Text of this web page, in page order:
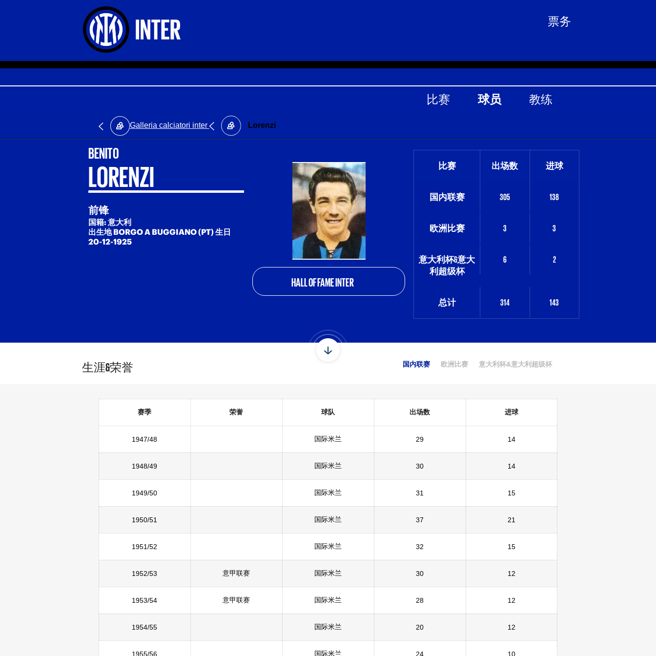
票务
比赛 球员 教练
Galleria calciatori inter Lorenzi
HALL OF FAME INTER
BENITO
LORENZI
前锋
国籍: 意大利
出生地 BORGO A BUGGIANO (PT) 生日
20-12-1925
比赛 出场数 进球
国内联赛 305 138
欧洲比赛 3 3
意大利杯&意大
利超级杯
6 2
总计 314 143
生涯&荣誉 意大利杯&意大利超级杯
欧洲比赛
国内联赛
赛季 荣誉 球队 出场数 进球
1947/48 国际米兰 29 14
1948/49 国际米兰 30 14
1949/50 国际米兰 31 15
1950/51 国际米兰 37 21
1951/52 国际米兰 32 15
1952/53 意甲联赛 国际米兰 30 12
1953/54 意甲联赛 国际米兰 28 12
1954/55 国际米兰 20 12
1955/56 国际米兰 24 10